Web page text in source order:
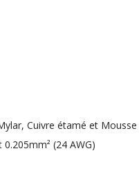
Cuivre étamé et Mousse
(24 AWG)